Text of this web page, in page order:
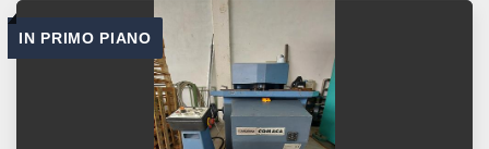
IN PRIMO PIANO